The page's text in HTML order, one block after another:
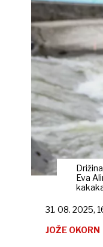
Eva
31. 08. 2025,
JOŽE OKORN